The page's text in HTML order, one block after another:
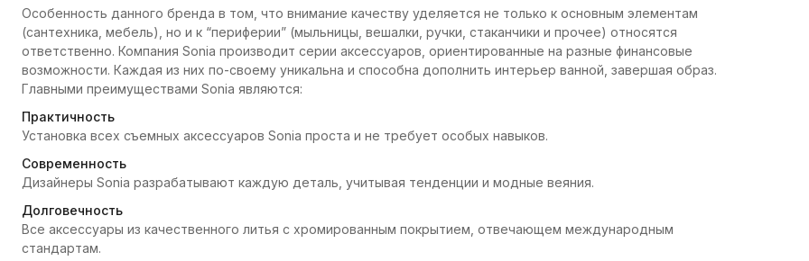
Особенность данного бренда в том, что внимание качеству уделяется не только к основным элементам
(сантехника, мебель), но и к “периферии” (мыльницы, вешалки, ручки, стаканчики и прочее) относятся
ответственно. Компания Sonia производит серии аксессуаров, ориентированные на разные финансовые
возможности. Каждая из них по-своему уникальна и способна дополнить интерьер ванной, завершая образ.
Главными преимуществами Sonia являются:
Практичность
Установка всех съемных аксессуаров Sonia проста и не требует особых навыков.
Современность
Дизайнеры Sonia разрабатывают каждую деталь, учитывая тенденции и модные веяния.
Долговечность
Все аксессуары из качественного литья с хромированным покрытием, отвечающем международным
стандартам.